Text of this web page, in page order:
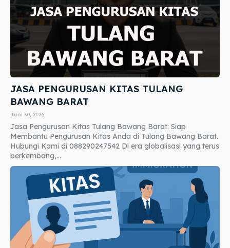
JASA PENGURUSAN KITAS TULANG
BAWANG BARAT
Juni 30, 2026
Jasa Pengurusan Kitas Tulang Bawang Barat: Siap
Membantu Pengurusan Kitas Anda di Tulang Bawang Barat.
Hubungi Kami di 088290247542 Di era globalisasi yang terus
berkembang,...